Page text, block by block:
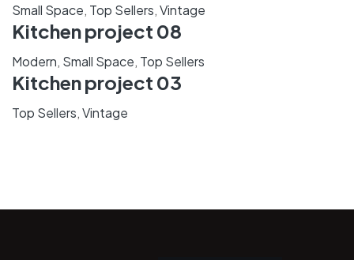
Small Space, Top Sellers,Vintage
Kitchen project 08
Modern, Small Space, Top Sellers
Kitchen project 03
Top Sellers,Vintage